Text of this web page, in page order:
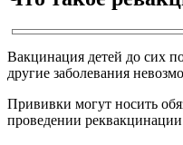
Вакцинация детей до сих
другие заболевания
Прививки могут носить
проведении